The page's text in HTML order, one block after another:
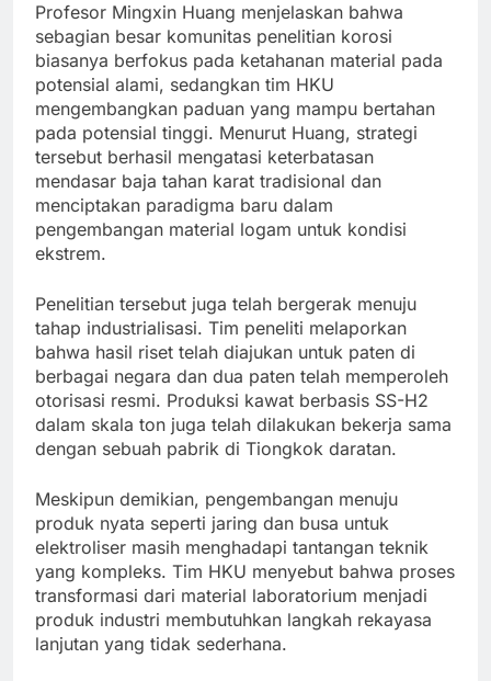
Profesor Mingxin Huang menjelaskan bahwa
sebagian besar komunitas penelitian korosi
biasanya berfokus pada ketahanan material pada
potensial alami, sedangkan tim HKU
mengembangkan paduan yang mampu bertahan
pada potensial tinggi. Menurut Huang, strategi
tersebut berhasil mengatasi keterbatasan
mendasar baja tahan karat tradisional dan
menciptakan paradigma baru dalam
pengembangan material logam untuk kondisi
ekstrem.
Penelitian tersebut juga telah bergerak menuju
tahap industrialisasi. Tim peneliti melaporkan
bahwa hasil riset telah diajukan untuk paten di
berbagai negara dan dua paten telah memperoleh
otorisasi resmi. Produksi kawat berbasis SS-H2
dalam skala ton juga telah dilakukan bekerja sama
dengan sebuah pabrik di Tiongkok daratan.
Meskipun demikian, pengembangan menuju
produk nyata seperti jaring dan busa untuk
elektroliser masih menghadapi tantangan teknik
yang kompleks. Tim HKU menyebut bahwa proses
transformasi dari material laboratorium menjadi
produk industri membutuhkan langkah rekayasa
lanjutan yang tidak sederhana.